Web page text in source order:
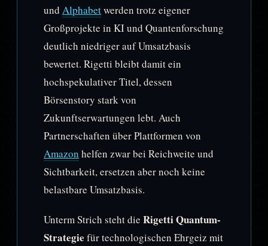
und Alphabetwerden trotz eigener
Großprojekte in KI und Quantenforschung
deutlich niedriger auf Umsatzbasis
bewertet. Rigetti bleibt damit ein
hochspekulativer Titel, dessen
Börsenstory stark von
Zukunftserwartungen lebt. Auch
Partnerschaften über Plattformen von
Amazon helfen zwar bei Reichweite und
Sichtbarkeit, ersetzen aber noch keine
belastbare Umsatzbasis.
Unterm Strich steht die Rigetti Quantum-
Strategie für technologischen Ehrgeiz mit